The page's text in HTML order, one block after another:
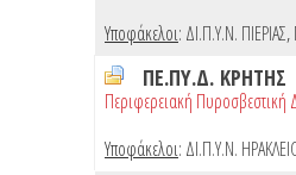
Υποφάκελοι: ΔΙ.Π.Υ.Ν. ΠΙΕΡΙΑΣ,
ΠΕ.ΠΥ.Δ. ΚΡΗΤΗΣ
Περιφερειακή Πυροσβεστική
Υποφάκελοι: ΔΙ.Π.Υ.Ν.